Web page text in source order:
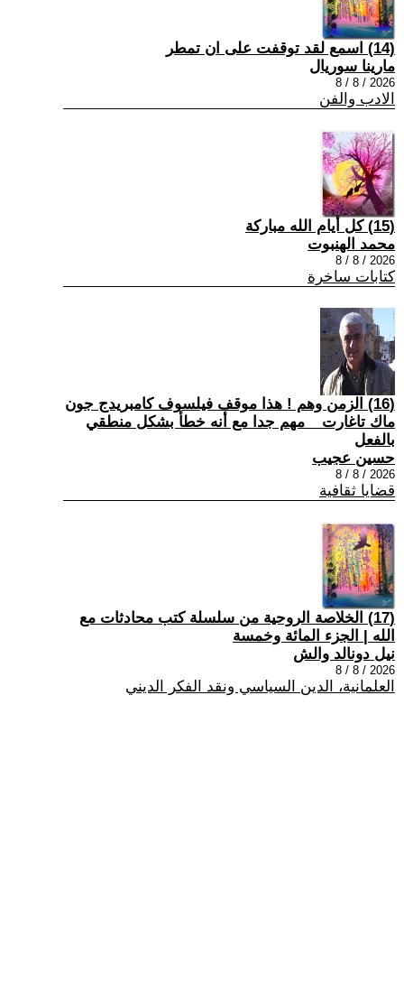
(14) اسمع لقد توقفت على ان تمطر
مارينا سوريال
2026 / 8 / 8
الادب والفن
(15) كل أيام الله مباركة
محمد الهنبوت
2026 / 8 / 8
كتابات ساخرة
(16) الزمن وهم ! هذا موقف فيلسوف كامبريدج جون
ماك تاغارت _ مهم جدا مع أنه خطأ بشكل منطقي
بالفعل
حسين عجيب
2026 / 8 / 8
قضايا ثقافية
(17) الخلاصة الروحية من سلسلة كتب محادثات مع
الله | الجزء المائة وخمسة
نيل دونالد والش
2026 / 8 / 8
العلمانية، الدين السياسي ونقد الفكر الديني